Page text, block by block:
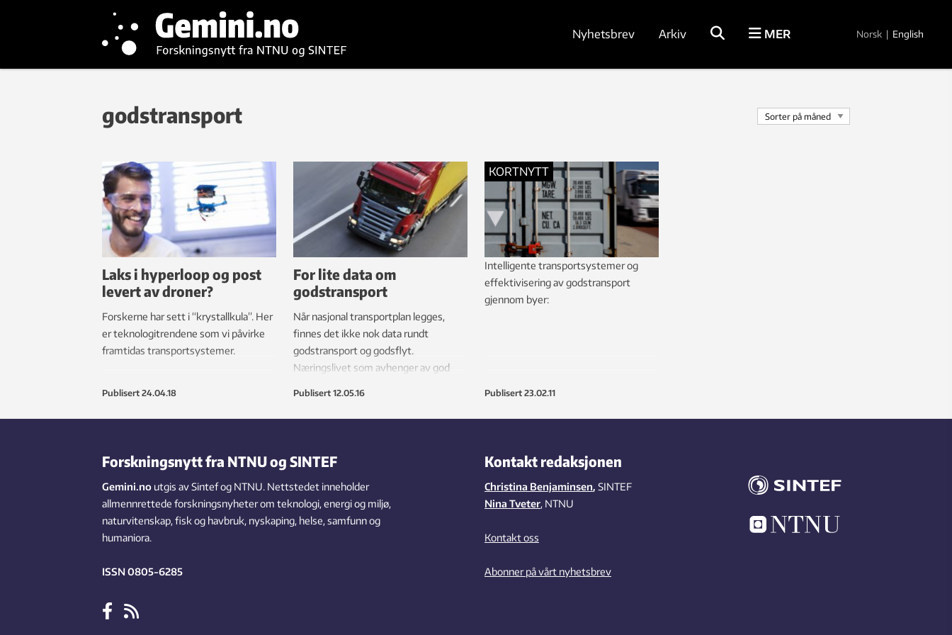
Nyhetsbrev Arkiv MER Norsk | English
godstransport
Laks i hyperloop og post
levert av droner?
Forskerne har sett i “krystallkula”. Her
er teknologitrendene som vi påvirke
framtidas transportsystemer.
Publisert 24.04.18
For lite data om
godstransport
Når nasjonal transportplan legges,
finnes det ikke nok data rundt
godstransport og godsflyt.
Næringslivet som avhenger av god
Publisert 12.05.16
KORTNYTT
Intelligente transportsystemer og
effektivisering av godstransport
gjennom byer:
Publisert 23.02.11
Forskningsnytt fra NTNU og SINTEF
Gemini.no utgis av Sintef og NTNU. Nettstedet inneholder
allmennrettede forskningsnyheter om teknologi, energi og miljø,
naturvitenskap, fisk og havbruk, nyskaping, helse, samfunn og
humaniora.
ISSN 0805-6285
Kontakt redaksjonen
Christina Benjaminsen, SINTEF
Nina Tveter, NTNU
Kontakt oss
Abonner på vårt nyhetsbrev